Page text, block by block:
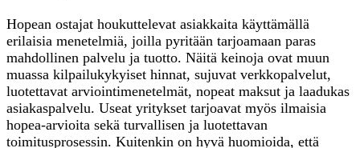
Hopean ostajat houkuttelevat asiakkaita käyttämällä
erilaisia menetelmiä, joilla pyritään tarjoamaan paras
mahdollinen palvelu ja tuotto. Näitä keinoja ovat muun
muassa kilpailukykyiset hinnat, sujuvat verkkopalvelut,
luotettavat arviointimenetelmät, nopeat maksut ja laadukas
asiakaspalvelu. Useat yritykset tarjoavat myös ilmaisia
hopea-arvioita sekä turvallisen ja luotettavan
toimitusprosessin. Kuitenkin on hyvä huomioida, että